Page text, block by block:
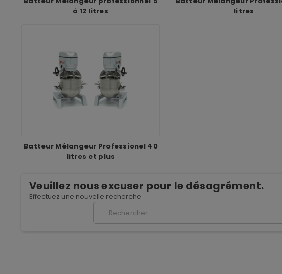
à 12 litres
litres
Batteur Mélangeur Professionel 40
litres et plus
Veuillez nous excuser pour le désagrément.
Effectuez une nouvelle recherche